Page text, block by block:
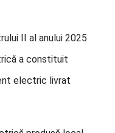
II al anului 2025
a constituit
electric livrat